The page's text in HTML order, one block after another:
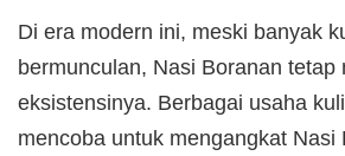
Di era modern ini, meski banyak
bermunculan, Nasi Boranan tetap
eksistensinya. Berbagai usaha
mencoba untuk mengangkat Nasi